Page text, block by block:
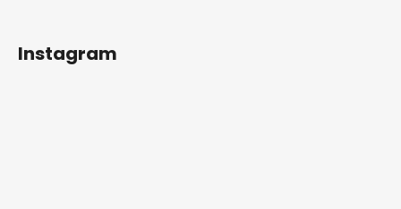
Instagram